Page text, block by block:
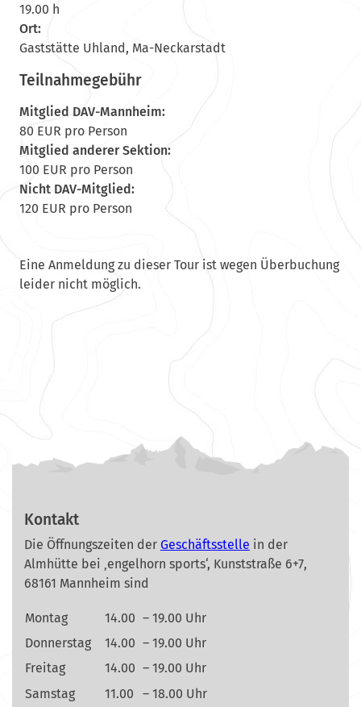
19.00 h
Ort:
Gaststätte Uhland, Ma-Neckarstadt
Teilnahmegebühr
Mitglied DAV-Mannheim:
80 EUR pro Person
Mitglied anderer Sektion:
100 EUR pro Person
Nicht DAV-Mitglied:
120 EUR pro Person
Eine Anmeldung zu dieser Tour ist wegen Überbuchung
leider nicht möglich.
Kontakt
Die Öffnungszeiten der Geschäftsstelle in der
Almhütte bei ‚engelhorn sports‘, Kunststraße 6+7,
68161 Mannheim sind
Montag 14.00 – 19.00 Uhr
Donnerstag
14.00 – 19.00 Uhr
Freitag
14.00 – 19.00 Uhr
Samstag
11.00
– 18.00 Uhr